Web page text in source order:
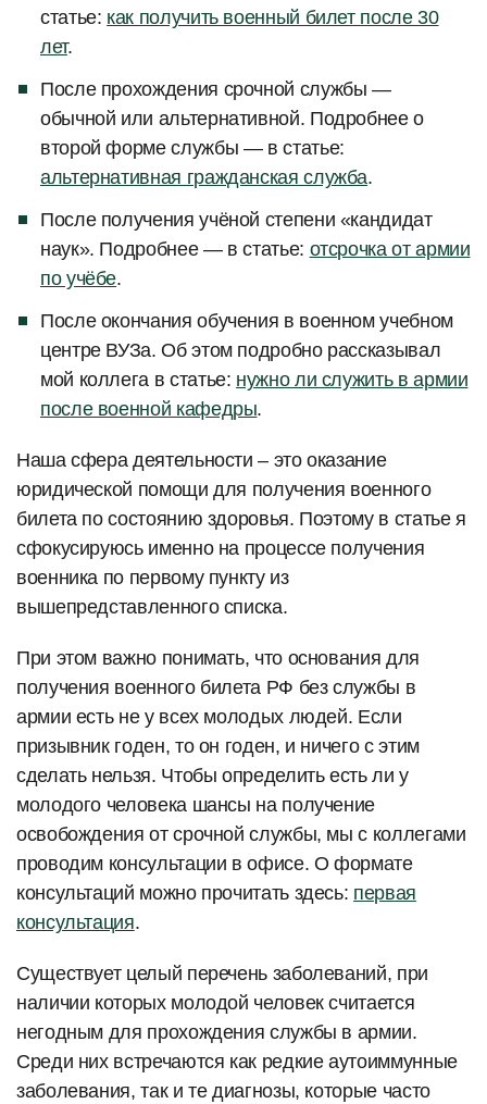
статье: как получить военный билет после 30
лет.
После прохождения срочной службы —
обычной или альтернативной. Подробнее о
второй форме службы — в статье:
альтернативная гражданская служба.
После получения учёной степени «кандидат
наук». Подробнее — в статье: отсрочка от армии
по учёбе.
После окончания обучения в военном учебном
центре ВУЗа. Об этом подробно рассказывал
мой коллега в статье: нужно ли служить в армии
после военной кафедры.
Наша сфера деятельности – это оказание
юридической помощи для получения военного
билета по состоянию здоровья. Поэтому в статье я
сфокусируюсь именно на процессе получения
военника по первому пункту из
вышепредставленного списка.
При этом важно понимать, что основания для
получения военного билета РФ без службы в
армии есть не у всех молодых людей. Если
призывник годен, то он годен, и ничего с этим
сделать нельзя. Чтобы определить есть ли у
молодого человека шансы на получение
освобождения от срочной службы, мы с коллегами
проводим консультации в офисе. О формате
консультаций можно прочитать здесь: первая
консультация.
Существует целый перечень заболеваний, при
наличии которых молодой человек считается
негодным для прохождения службы в армии.
Среди них встречаются как редкие аутоиммунные
заболевания, так и те диагнозы, которые часто